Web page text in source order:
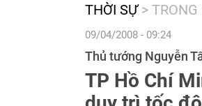
THỜI SỰ > TRONG
09/04/2008 - 09:24
Thủ tướng Nguyễn
TP Hồ Chí